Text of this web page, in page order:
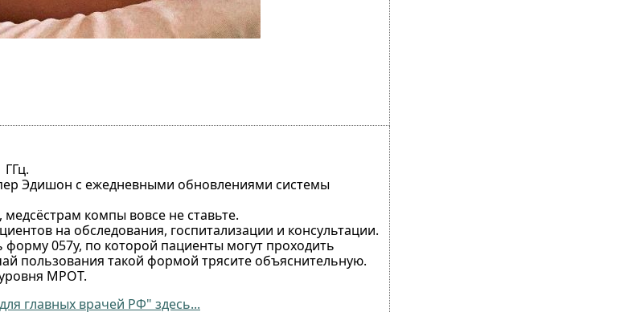
Эдишон с ежедневными обновлениями системы
компы вовсе не ставьте.
на обследования, госпитализации и консультации.
057у, по которой пациенты могут проходить
пользования такой формой трясите объяснительную.
МРОТ.
главных врачей РФ" здесь...